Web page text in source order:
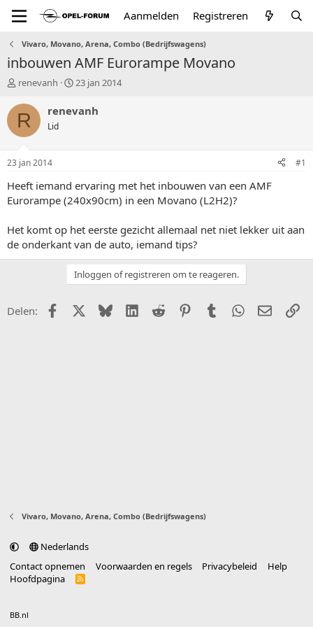
Aanmelden Registreren
Vivaro, Movano, Arena, Combo (Bedrijfswagens)
inbouwen AMF Eurorampe Movano
T
p
t
a
r
e
renevanh
S
a
u
m
23 jan 2014
R renevanh
Lid
23 jan 2014 #1
Heeft iemand ervaring met het inbouwen van een AMF
Eurorampe (240x90cm) in een Movano (L2H2)?
Het komt op het eerste gezicht allemaal net niet lekker uit aan
de onderkant van de auto, iemand tips?
Inloggen of registreren om te reageren.
Delen: FacebookX (Twitter)
BlueskyLinkedIn
Reddit PinterestTumblr WhatsApp
E-mail
Vivaro, Movano, Arena, Combo (Bedrijfswagens)
Nederlands
Contact opnemen
Voorwaarden en regels Privacybeleid
Help
Hoofdpagina
R
BB.nl